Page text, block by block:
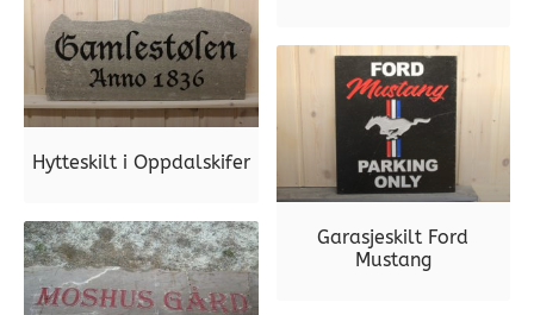
Hytteskilt i Oppdalskifer
Garasjeskilt Ford
Mustang